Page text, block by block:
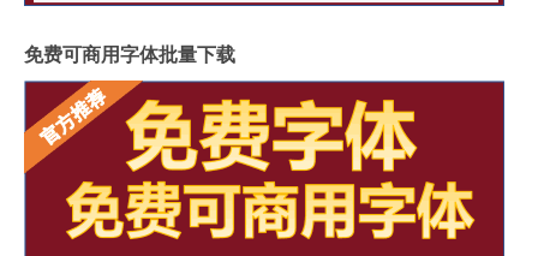
免费可商用字体批量下载